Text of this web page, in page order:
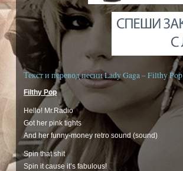
Текст и перевод песни Lady Gaga – Filthy Pop
Filthy Pop
Hello! Mr.Radio
Got her pink tights
And her funny-money retro sound (sound)
Spin that shit
Spin it cause it’s fabulous!